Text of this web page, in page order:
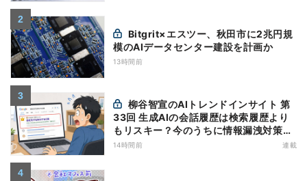
模のAIデータセンター建設を計画か
13時間前
33回 生成AIの会話履歴は検索履歴より
もリスキー？今のうちに情報漏洩対策を
万全にしておこう
14時間前 連載